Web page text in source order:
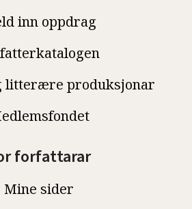
inn oppdrag
litterære produksjonar
forfattarar
Mine sider